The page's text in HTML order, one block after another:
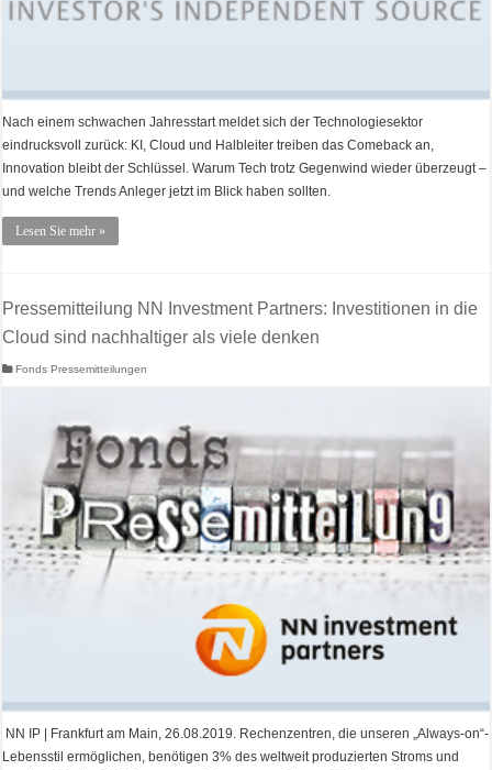
Nach einem schwachen Jahresstart meldet sich der Technologiesektor
eindrucksvoll zurück: KI, Cloud und Halbleiter treiben das Comeback an,
Innovation bleibt der Schlüssel. Warum Tech trotz Gegenwind wieder überzeugt –
und welche Trends Anleger jetzt im Blick haben sollten.
Lesen Sie mehr »
Pressemitteilung NN Investment Partners: Investitionen in die
Cloud sind nachhaltiger als viele denken
Fonds Pressemitteilungen
NN IP | Frankfurt am Main, 26.08.2019. Rechenzentren, die unseren „Always-on“-
Lebensstil ermöglichen, benötigen 3% des weltweit produzierten Stroms und